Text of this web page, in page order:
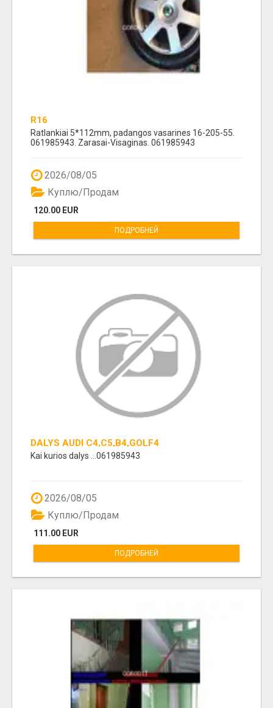
R16
Ratlankiai 5*112mm, padangos vasarines 16-205-55.
061985943. Zarasai-Visaginas. 061985943
2026/08/05
120.00 EUR
Куплю/Продам
ПОДРОБНЕЙ
DALYS AUDI C4,C5,B4,GOLF4
Kai kurios dalys ...061985943
2026/08/05
111.00 EUR
Куплю/Продам
ПОДРОБНЕЙ